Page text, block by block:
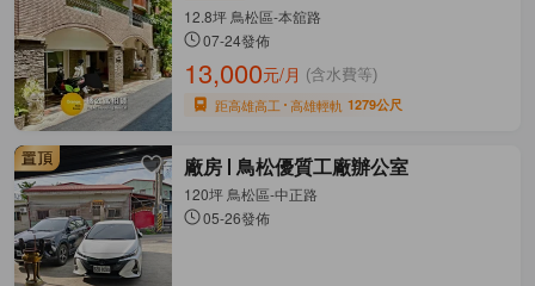
12.8坪 鳥松區-本舘路
07-24發佈
13,000元/月 (含水費等)
距高雄高工 高雄輕軌 1279公尺
廠房
鳥松優質工廠辦公室
120坪 鳥松區-中正路
05-26發佈